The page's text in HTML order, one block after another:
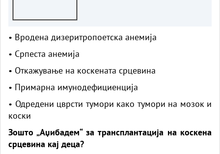
• Вродена дизеритропоетска анемија
• Српеста анемија
• Откажување на коскената срцевина
• Примарна имунодефициенција
• Одредени цврсти тумори како тумори на мозок и
коски
Зошто „Аџибадем“ за трансплантација на коскена
срцевина кај деца?